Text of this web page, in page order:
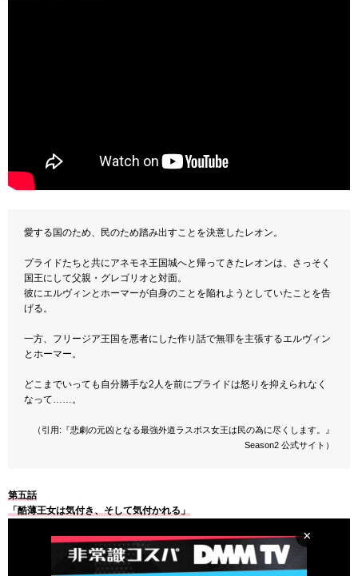
愛する国のため、民のため踏み出すことを決意したレオン。
プライドたちと共にアネモネ王国城へと帰ってきたレオンは、さっそく
国王にして父親・グレゴリオと対面。
彼にエルヴィンとホーマーが自身のことを陥れようとしていたことを告
げる。
一方、フリージア王国を悪者にした作り話で無罪を主張するエルヴィン
とホーマー。
どこまでいっても自分勝手な2人を前にプライドは怒りを抑えられなく
なって……。
（引用:『悲劇の元凶となる最強外道ラスボス女王は民の為に尽くします。』
Season2 公式サイト）
第五話
「酷薄王女は気付き、そして気付かれる」
×